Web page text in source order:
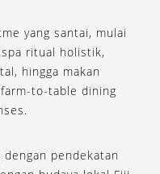
yang santai, mulai
ritual holistik,
hingga makan
to-table dining
pendekatan